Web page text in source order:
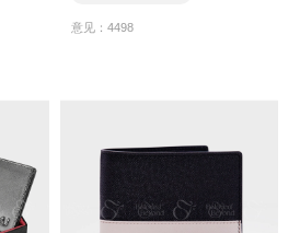
意见：4498